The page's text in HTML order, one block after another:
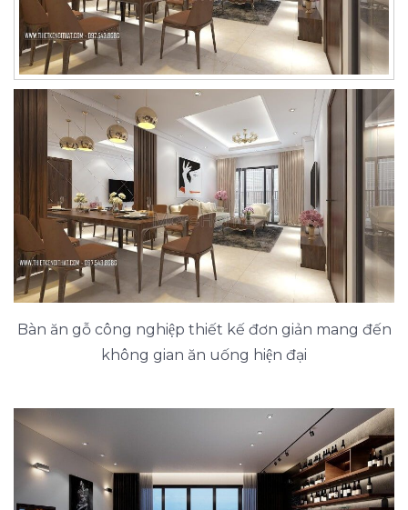
Bàn ăn gỗ công nghiệp thiết kế đơn giản mang đến
không gian ăn uống hiện đại